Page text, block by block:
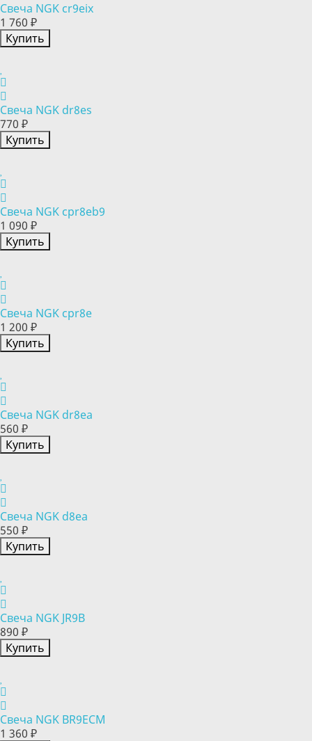
Свеча NGK cr9eix
1 760 ₽
Купить
Свеча NGK dr8es
770 ₽
Купить
Свеча NGK cpr8eb9
1 090 ₽
Купить
Свеча NGK cpr8e
1 200 ₽
Купить
Свеча NGK dr8ea
560 ₽
Купить
Свеча NGK d8ea
550 ₽
Купить
Свеча NGK JR9B
890 ₽
Купить
Свеча NGK BR9ECM
1 360 ₽